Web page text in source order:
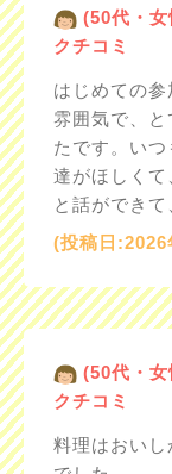
(50代・女
クチコミ
はじめての
雰囲気で、
たです。い
達がほしく
と話ができて
(投稿日:2026
(50代・女
クチコミ
料理はおい